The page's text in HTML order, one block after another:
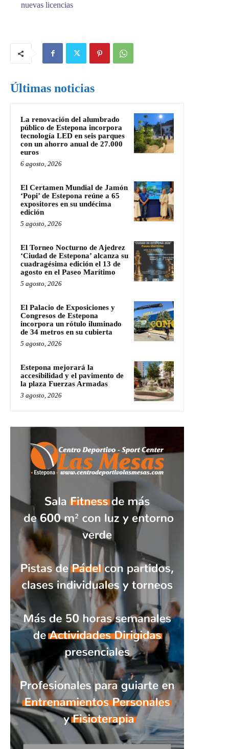
nuevas licencias
Últimas noticias
La renovación del alumbrado
público de Estepona incorpora
tecnología LED en seis parques
con un ahorro anual de 27.000
euros
6 agosto, 2026
El Certamen Mundial de Jamón
‘Popi’ de Estepona reúne a 65
expositores en su undécima
edición
5 agosto, 2026
El Torneo Nocturno de Ajedrez
‘Ciudad de Estepona’ alcanza su
cuadragésima edición el 13 de
agosto en el Paseo Marítimo
5 agosto, 2026
El Palacio de Exposiciones y
Congresos de Estepona
incorpora un rótulo iluminado
de 34 metros en su cubierta
5 agosto, 2026
Estepona mejorará la
accesibilidad y el pavimento de
la plaza Fuerzas Armadas
3 agosto, 2026